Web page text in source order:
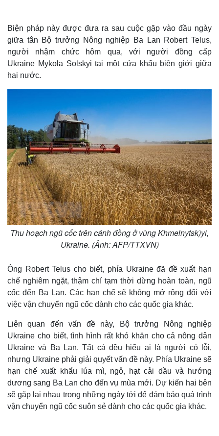
Biện pháp này được đưa ra sau cuộc gặp vào đầu ngày
giữa tân Bộ trưởng Nông nghiệp Ba Lan Robert Telus,
người nhậm chức hôm qua, với người đồng cấp
Ukraine Mykola Solskyi tại một cửa khẩu biên giới giữa
hai nước.
Thu hoạch ngũ cốc trên cánh đồng ở vùng Khmelnytsk)yi,
Ukraine. (Ảnh: AFP/TTXVN)
Ông Robert Telus cho biết, phía Ukraine đã đề xuất hạn
chế nghiêm ngặt, thậm chí tạm thời dừng hoàn toàn, ngũ
cốc đến Ba Lan. Các hạn chế sẽ không mở rộng đối với
việc vận chuyển ngũ cốc dành cho các quốc gia khác.
Liên quan đến vấn đề này, Bộ trưởng Nông nghiệp
Ukraine cho biết, tình hình rất khó khăn cho cả nông dân
Ukraine và Ba Lan. Tất cả đều hiểu ai là người có lỗi,
nhưng Ukraine phải giải quyết vấn đề này. Phía Ukraine sẽ
hạn chế xuất khẩu lúa mì, ngô, hạt cải dầu và hướng
dương sang Ba Lan cho đến vụ mùa mới. Dự kiến hai bên
sẽ gặp lại nhau trong những ngày tới để đảm bảo quá trình
vận chuyển ngũ cốc suôn sẻ dành cho các quốc gia khác.